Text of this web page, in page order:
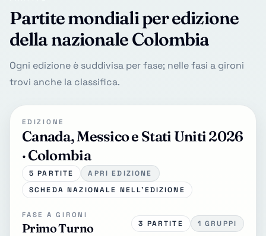
Partite mondiali per edizione
della nazionale Colombia
Ogni edizione è suddivisa per fase; nelle fasi a gironi
trovi anche la classifica.
EDIZIONE
Canada, Messico e Stati Uniti 2026
· Colombia
5 PARTITE
APRI EDIZIONE
SCHEDA NAZIONALE NELL'EDIZIONE
FASE A GIRONI
Primo Turno 3 PARTITE 1 GRUPPI